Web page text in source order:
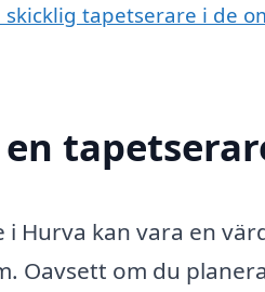
skicklig tapetserare i de
en
i Hurva kan vara en
Oavsett om du